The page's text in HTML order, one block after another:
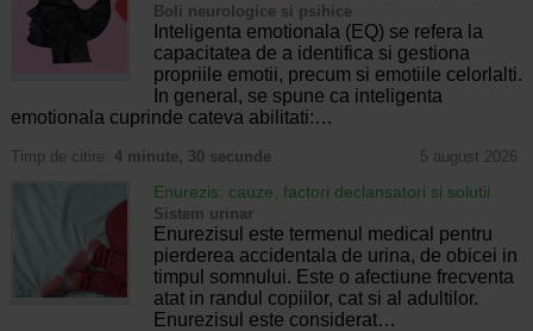
Boli neurologice si psihice
Inteligenta emotionala (EQ) se refera la
capacitatea de a identifica si gestiona
propriile emotii, precum si emotiile celorlalti.
In general, se spune ca inteligenta
emotionala cuprinde cateva abilitati:…
Timp de citire: 4 minute, 30 secunde 5 august 2026
Enurezis: cauze, factori declansatori si solutii
Sistem urinar
Enurezisul este termenul medical pentru
pierderea accidentala de urina, de obicei in
timpul somnului. Este o afectiune frecventa
atat in randul copiilor, cat si al adultilor.
Enurezisul este considerat…